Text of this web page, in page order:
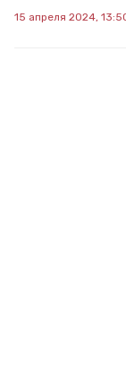
15 апреля 2024,